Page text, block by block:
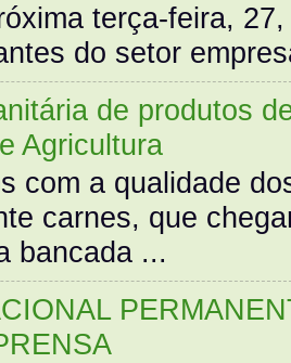
terça-feira,
do setor
de produtos
Agricultura
com a qualidade
carnes, que
bancada ...